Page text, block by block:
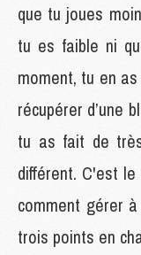
que tu joues
tu es faible ni
moment, tu en
récupérer d’une
tu as fait de
différent. C'est
comment gérer
trois points en